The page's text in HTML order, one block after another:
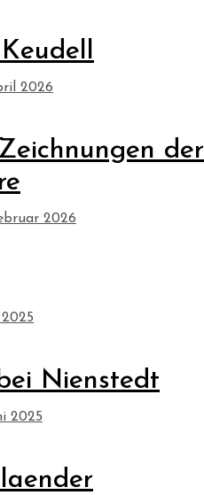
2026
der
2026
2025
Nienstedt
2025